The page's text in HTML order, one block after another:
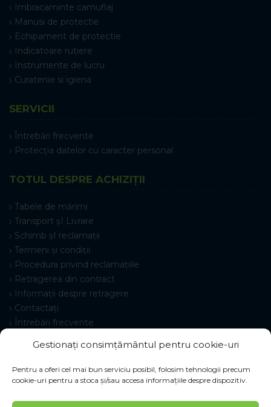
Gestionați consimțământul pentru cookie-uri
Pentru a oferi cel mai bun serviciu posibil, folosim tehnologii precum
cookie-uri pentru a stoca și/sau accesa informațiile despre dispozitiv.
Imbracaminte camuflaj
Manusi de protectie
Echipament de protectie
Indicatoare rutiere
Instrumente de lucru
Curatenie si igiena
SERVICII
Întrebări frecvente
Protecția datelor cu caracter personal
TOTUL DESPRE ACHIZIȚII
Tabele de mărimi
Transport șI Livrare
Schimb șI reclamații
Termeni și condiții
Procedura privind reclamațiile
Retragerea din contract
Informații despre retragere
Contactați
Întrebări frecvente